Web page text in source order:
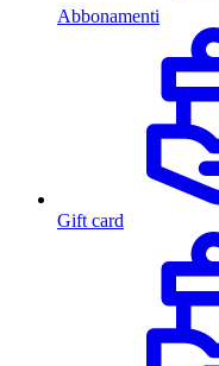
Abbonamenti
Gift card